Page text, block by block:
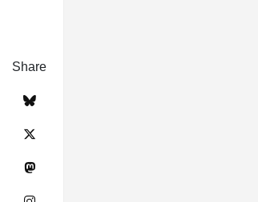
Share